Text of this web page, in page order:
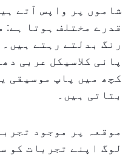
شاموں پر واپس آتے
قدرے مختلف ہوتا ہے:
رنگ بدلتے رہتے
پانی کلاسیکل عربی
کچھ میں پاپ موسیقی
بتاتی ہیں۔
موقعہ پر موجود
لوگ اپنے تجربات کو